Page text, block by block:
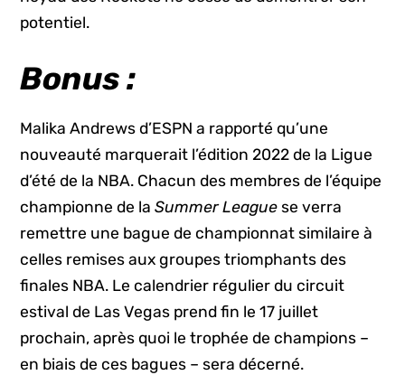
potentiel.
Bonus :
Malika Andrews d’ESPN a rapporté qu’une
nouveauté marquerait l’édition 2022 de la Ligue
d’été de la NBA. Chacun des membres de l’équipe
championne de laSummer League se verra
remettre une bague de championnat similaire à
celles remises aux groupes triomphants des
finales NBA. Le calendrier régulier du circuit
estival de Las Vegas prend fin le 17 juillet
prochain, après quoi le trophée de champions –
en biais de ces bagues – sera décerné.